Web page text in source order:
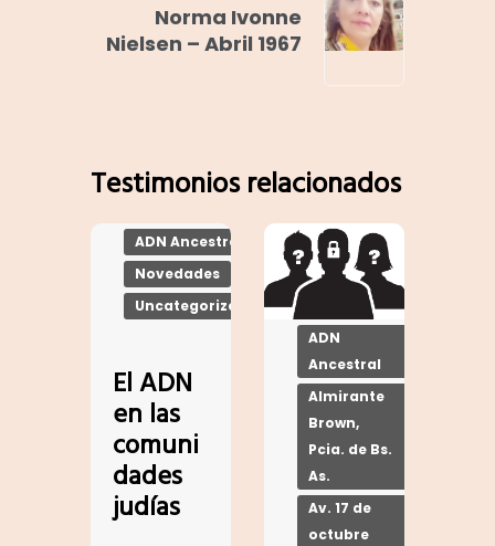
Norma Ivonne
Nielsen – Abril 1967
Testimonios relacionados
ADN Ancestral
Novedades
Uncategorized
El ADN
en las
comuni
dades
judías
ADN
Ancestral
Almirante
Brown,
Pcia. de Bs.
As.
Av. 17 de
octubre